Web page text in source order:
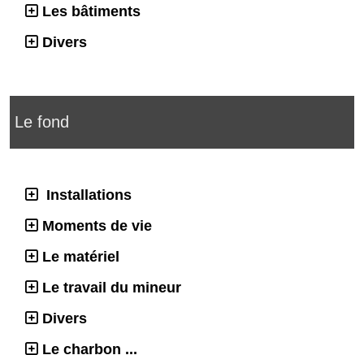
Les bâtiments
Divers
Le fond
Installations
Moments de vie
Le matériel
Le travail du mineur
Divers
Le charbon ...